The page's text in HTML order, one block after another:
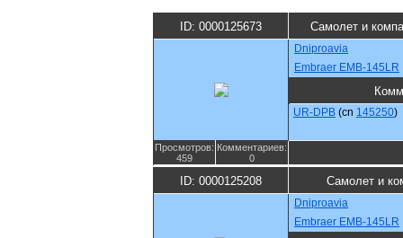
ID: 0000125673 Самолет и
Dniproavia
Embraer EMB-145LR
UR-DPB (cn 145250)
Просмотров:
459
Комментариев:
0
ID: 0000125208 Самолет и
Dniproavia
Embraer EMB-145LR